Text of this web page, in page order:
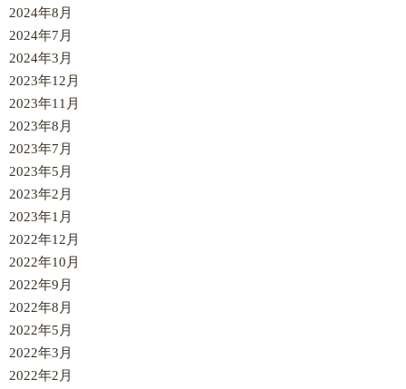
2024年8月
2024年7月
2024年3月
2023年12月
2023年11月
2023年8月
2023年7月
2023年5月
2023年2月
2023年1月
2022年12月
2022年10月
2022年9月
2022年8月
2022年5月
2022年3月
2022年2月